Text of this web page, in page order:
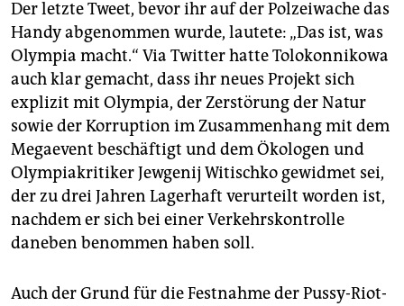
Der letzte Tweet, bevor ihr auf der Polzeiwache das
Handy abgenommen wurde, lautete: „Das ist, was
Olympia macht.“ Via Twitter hatte Tolokonnikowa
auch klar gemacht, dass ihr neues Projekt sich
explizit mit Olympia, der Zerstörung der Natur
sowie der Korruption im Zusammenhang mit dem
Megaevent beschäftigt und dem Ökologen und
Olympiakritiker Jewgenij Witischko gewidmet sei,
der zu drei Jahren Lagerhaft verurteilt worden ist,
nachdem er sich bei einer Verkehrskontrolle
daneben benommen haben soll.
Auch der Grund für die Festnahme der Pussy-Riot-